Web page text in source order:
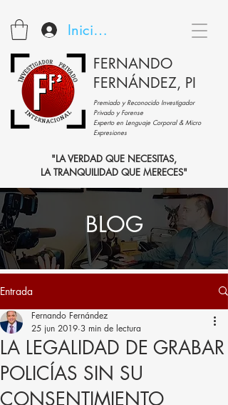
Iniciar sesión
FERNANDO
FERNÁNDEZ, PI
Premiado y Reconocido Investigador
Privado y Forense
Experto en Lenguaje Corporal & Micro
Expresiones
"LA VERDAD QUE NECESITAS,
LA TRANQUILIDAD QUE MERECES"
BLOG
Entrada
LA LEGALIDAD DE GRABAR
POLICÍAS SIN SU
CONSENTIMIENTO
Fernando Fernández
25 jun 2019 3 min de lectura